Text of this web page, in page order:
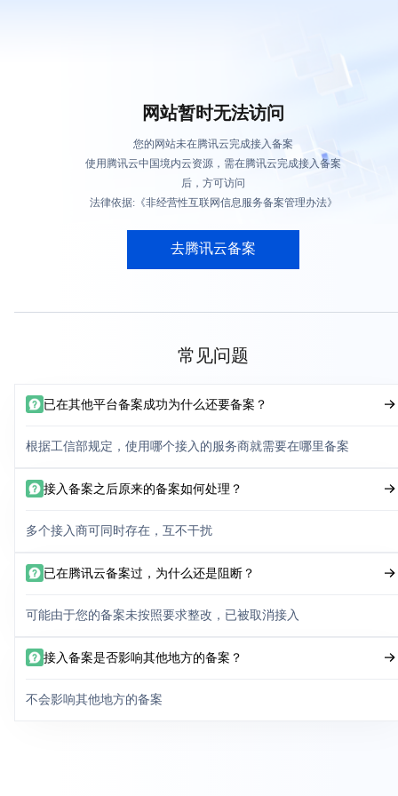
网站暂时无法访问
您的网站未在腾讯云完成接入备案
使用腾讯云中国境内云资源，需在腾讯云完成接入备案
后，方可访问
法律依据:《非经营性互联网信息服务备案管理办法》
去腾讯云备案
常见问题
已在其他平台备案成功为什么还要备案？
根据工信部规定，使用哪个接入的服务商就需要在哪里备案
接入备案之后原来的备案如何处理？
多个接入商可同时存在，互不干扰
已在腾讯云备案过，为什么还是阻断？
可能由于您的备案未按照要求整改，已被取消接入
接入备案是否影响其他地方的备案？
不会影响其他地方的备案